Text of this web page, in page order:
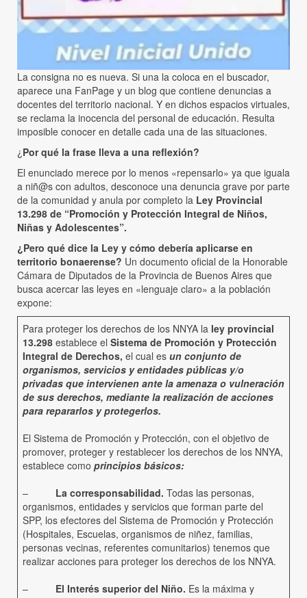
La consigna no es nueva. Si una la coloca en el buscador,
aparece una FanPage y un blog que contiene denuncias a
docentes del territorio nacional. Y en dichos espacios virtuales,
se reclama la inocencia del personal de educación. Resulta
imposible conocer en detalle cada una de las situaciones.
¿ Por qué la frase lleva a una reflexión?
El enunciado merece por lo menos «repensarlo» ya que iguala
a niñ@s con adultos, desconoce una denuncia grave por parte
de la comunidad y anula por completo la Ley Provincial
13.298 de “Promoción y Protección Integral de Niños,
Niñas y Adolescentes”.
¿Pero qué dice la Ley y cómo debería aplicarse en
territorio bonaerense? Un documento oficial de la Honorable
Cámara de Diputados de la Provincia de Buenos Aires que
busca acercar las leyes en «lenguaje claro» a la población
expone:
Para proteger los derechos de los NNYA la ley provincial
13.298 establece el Sistema de Promoción y Protección
Integral de Derechos, el cual es un conjunto de
organismos, servicios y entidades públicas y/o
privadas que intervienen ante la amenaza o vulneración
de sus derechos, mediante la realización de acciones
para repararlos y protegerlos.
El Sistema de Promoción y Protección, con el objetivo de
promover, proteger y restablecer los derechos de los NNYA,
establece como principios básicos:
– La corresponsabilidad. Todas las personas,
organismos, entidades y servicios que forman parte del
SPP, los efectores del Sistema de Promoción y Protección
(Hospitales, Escuelas, organismos de niñez, familias,
personas vecinas, referentes comunitarios) tenemos que
realizar acciones para proteger los derechos de los NNYA.
– El Interés superior del Niño. Es la máxima y